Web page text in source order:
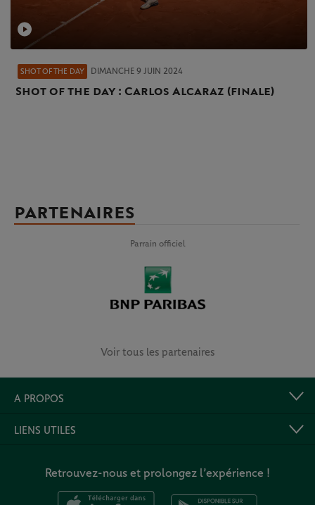
SHOT OF THE DAY DIMANCHE 9 JUIN 2024
Shot of the day : Carlos Alcaraz (finale)
PARTENAIRES
Parrain officiel
Voir tous les partenaires
A PROPOS
LIENS UTILES
Retrouvez-nous et prolongez l’expérience !